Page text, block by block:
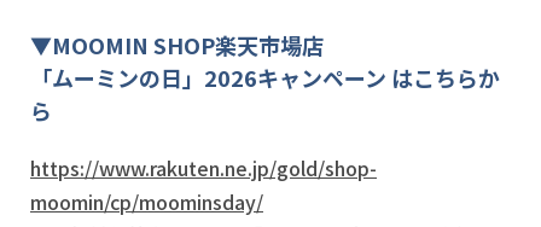
▼MOOMIN SHOP楽天市場店
「ムーミンの日」2026キャンペーン はこちらか
ら
https://www.rakuten.ne.jp/gold/shop-
moomin/cp/moominsday/